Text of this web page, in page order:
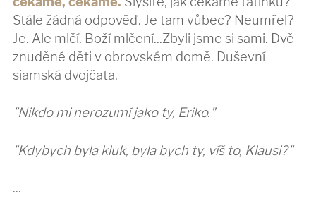
Stále žádná odpověď. Je tam vůbec? Neumřel?
Je. Ale mlčí. Boží mlčení...Zbyli jsme si sami. Dvě
znuděné děti v obrovském domě. Duševní
siamská dvojčata.
"Nikdo mi nerozumí jako ty, Eriko."
"Kdybych byla kluk, byla bych ty, víš to, Klausi?"
...